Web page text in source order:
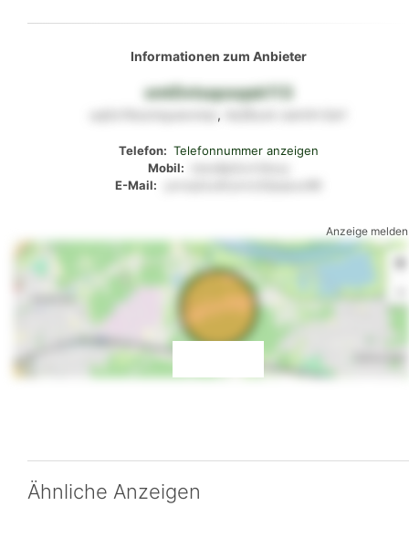
Ähnliche Anzeigen
Informationen zum Anbieter
xml0vtsqosqsk113
,
Telefon: Telefonnummer anzeigen
Mobil:
E-Mail:
Anzeige melden
+